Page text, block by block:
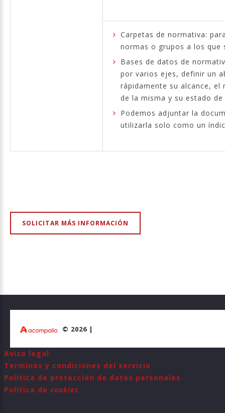
Carpetas de normativa:
normas o grupos a los que
Bases de datos de
por varios ejes, definir un
rápidamente su alcance,
de la misma y su estado de
Podemos adjuntar la
utilizarla solo como un
SOLICITAR MÁS INFORMACIÓN
© 2026
Aviso legal
Terminos y condiciones del servicio
Política de protección de datos personales
Política de cookies